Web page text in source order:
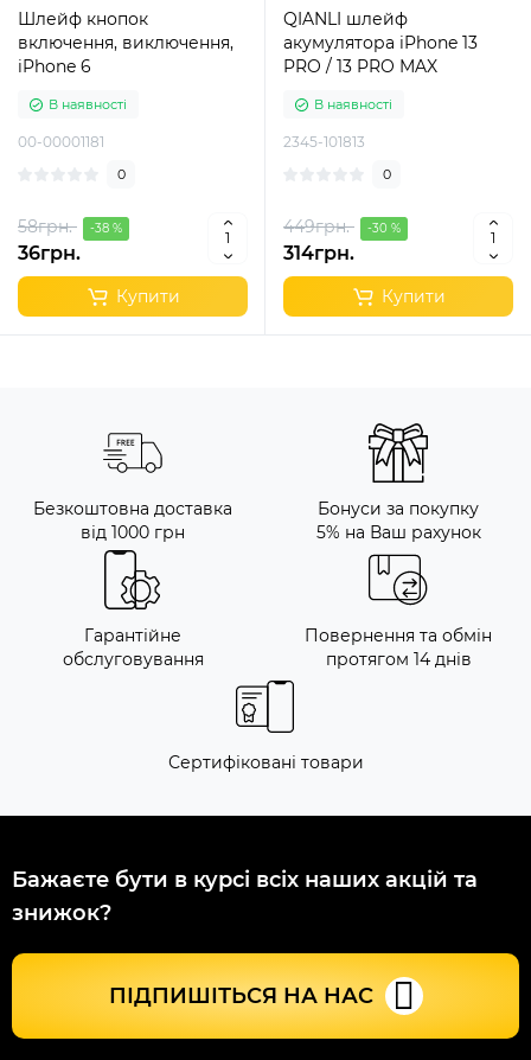
Шлейф кнопок
включення, виключення,
iPhone 6
В наявності
00-00001181
0
58грн. -38 %
36грн.
Купити
QIANLI шлейф
акумулятора iPhone 13
PRO / 13 PRO MAX
В наявності
2345-101813
0
449грн. -30 %
314грн.
Купити
Безкоштовна доставка
від 1000 грн
Бонуси за покупку
5% на Ваш рахунок
Гарантійне
обслуговування
Повернення та обмін
протягом 14 днів
Сертифіковані товари
Бажаєте бути в курсі всіх наших акцій та
знижок?
ПІДПИШІТЬСЯ НА НАС